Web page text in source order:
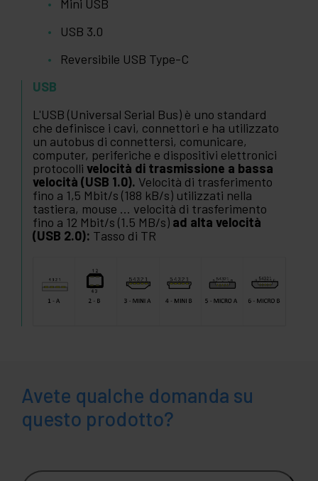
Mini USB
USB 3.0
Reversibile USB Type-C
USB
L'USB (Universal Serial Bus) è uno standard
che definisce i cavi, connettori e ha utilizzato
un autobus di connettersi, comunicare,
computer, periferiche e dispositivi elettronici
protocolli velocità di trasmissione a bassa
velocità (USB 1.0). Velocità di trasferimento
fino a 1,5 Mbit/s (188 kB/s) utilizzati nella
tastiera, mouse ... velocità di trasferimento
fino a 12 Mbit/s (1.5 MB/s) ad alta velocità
(USB 2.0): Tasso di TR
Avete qualche domanda su
questo prodotto?